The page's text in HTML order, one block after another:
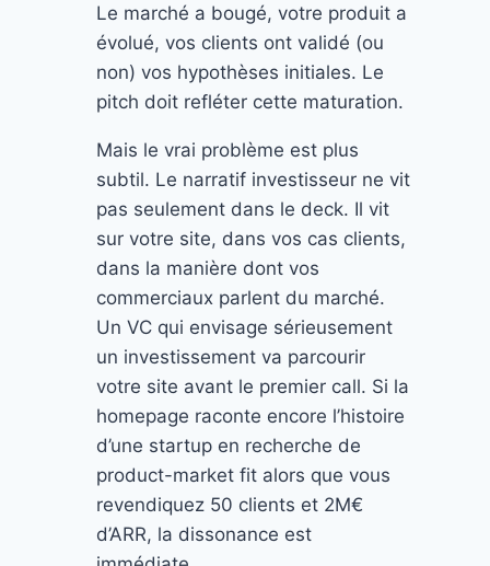
Le marché a bougé, votre produit a
évolué, vos clients ont validé (ou
non) vos hypothèses initiales. Le
pitch doit refléter cette maturation.
Mais le vrai problème est plus
subtil. Le narratif investisseur ne vit
pas seulement dans le deck. Il vit
sur votre site, dans vos cas clients,
dans la manière dont vos
commerciaux parlent du marché.
Un VC qui envisage sérieusement
un investissement va parcourir
votre site avant le premier call. Si la
homepage raconte encore l’histoire
d’une startup en recherche de
product-market fit alors que vous
revendiquez 50 clients et 2M€
d’ARR, la dissonance est